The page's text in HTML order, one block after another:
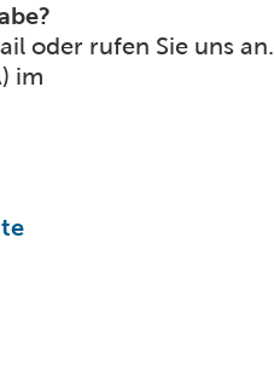
oder rufen Sie uns an.
im